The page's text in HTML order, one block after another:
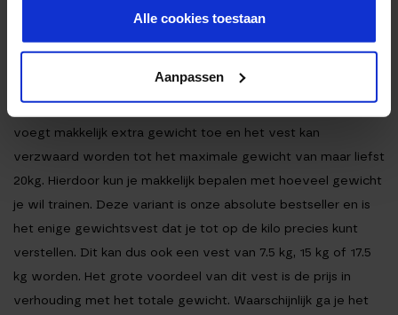
Alle cookies toestaan
Aanpassen
GEWICHTSVEST 20KG
Dit is het eerste vest met uitneembare gewichten dat in
voegt makkelijk extra gewicht toe en het vest kan
verzwaard worden tot het maximale gewicht van maar liefst
20kg. Hierdoor kun je makkelijk bepalen met hoeveel gewicht
je wil trainen. Deze variant is onze absolute bestseller en is
het enige gewichtsvest dat je tot op de kilo precies kunt
verstellen. Dit kan dus ook een vest van 7.5 kg, 15 kg of 17.5
kg worden. Het grote voordeel van dit vest is de prijs in
verhouding met het totale gewicht. Waarschijnlijk ga je het